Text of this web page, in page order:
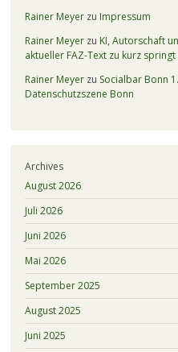
Rainer Meyerzu Impressum
Rainer Meyerzu KI, Autorschaft
aktueller FAZ-Text zu kurz springt
Rainer Meyerzu Socialbar Bonn
Datenschutzszene Bonn
Archives
August 2026
Juli 2026
Juni 2026
Mai 2026
September 2025
August 2025
Juni 2025